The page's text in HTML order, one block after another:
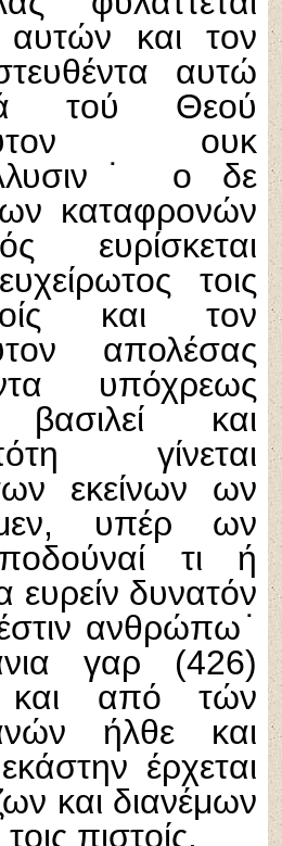
και τον
αυτώ
τού Θεού
ουκ
ο δε
καταφρονών
ευρίσκεται
τοις
και τον
απολέσας
υπόχρεως
και
γίνεται
εκείνων ων
υπέρ ων
τι ή
ευρείν δυνατόν
ανθρώπω˙
γαρ (426)
και από τών
ήλθε και
έρχεται
και διανέμων
πιστοίς,